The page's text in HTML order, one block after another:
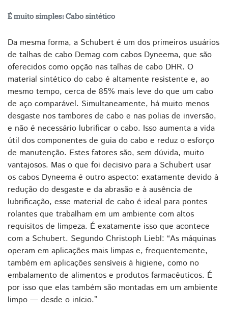
É muito simples: Cabo sintético
Da mesma forma, a Schubert é um dos primeiros usuários
de talhas de cabo Demag com cabos Dyneema, que são
oferecidos como opção nas talhas de cabo DHR. O
material sintético do cabo é altamente resistente e, ao
mesmo tempo, cerca de 85% mais leve do que um cabo
de aço comparável. Simultaneamente, há muito menos
desgaste nos tambores de cabo e nas polias de inversão,
e não é necessário lubrificar o cabo. Isso aumenta a vida
útil dos componentes de guia do cabo e reduz o esforço
de manutenção. Estes fatores são, sem dúvida, muito
vantajosos. Mas o que foi decisivo para a Schubert usar
os cabos Dyneema é outro aspecto: exatamente devido à
redução do desgaste e da abrasão e à ausência de
lubrificação, esse material de cabo é ideal para pontes
rolantes que trabalham em um ambiente com altos
requisitos de limpeza. É exatamente isso que acontece
com a Schubert. Segundo Christoph Liebl: “As máquinas
operam em aplicações mais limpas e, frequentemente,
também em aplicações sensíveis à higiene, como no
embalamento de alimentos e produtos farmacêuticos. É
por isso que elas também são montadas em um ambiente
limpo — desde o início.”